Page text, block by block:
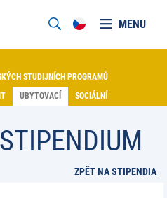
MENU
STUDIJNÍCH PROGRAMŮ
UBYTOVACÍ SOCIÁLNÍ
ZPĚT NA STIPENDIA